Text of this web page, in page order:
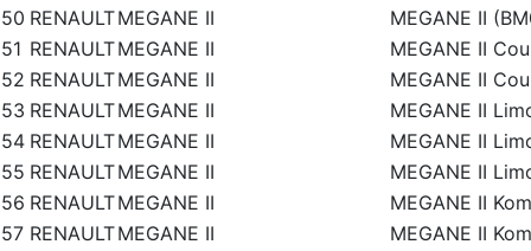
50 RENAULTMEGANE II
MEGANE II
51 RENAULTMEGANE II
MEGANE II
52 RENAULTMEGANE II
MEGANE II
53 RENAULTMEGANE II
MEGANE II
54 RENAULTMEGANE II
MEGANE II
55 RENAULTMEGANE II
MEGANE II
56 RENAULTMEGANE II
MEGANE II
57 RENAULTMEGANE II
MEGANE II